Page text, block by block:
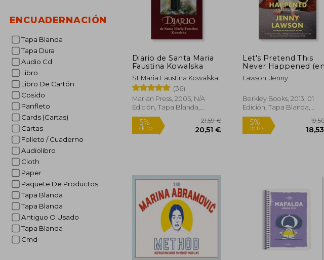
ENCUADERNACIÓN
Tapa Blanda
Tapa Dura
Audio Cd
Libro
Libro De Cartón
Cosido
Panfleto
Cards (Cartas)
Cartas
Folleto / Cuaderno
Audiolibro
Cloth
Paper
Paquete De Productos
Tapa Blanda
Tapa Blanda
Antiguo O Usado
Tapa Blanda
Cmd
Diario de Santa Maria
Faustina Kowalska
St Maria Faustina Kowalska
(36)
Marian Press, 2005, N/A
Edición, Tapa Blanda,
Nuevo
20,51 €
Let's Pretend This
Never Happened (en
Inglés)
Lawson, Jenny
Berkley Books, 2013, 01
Edición, Tapa Blanda,
Nuevo